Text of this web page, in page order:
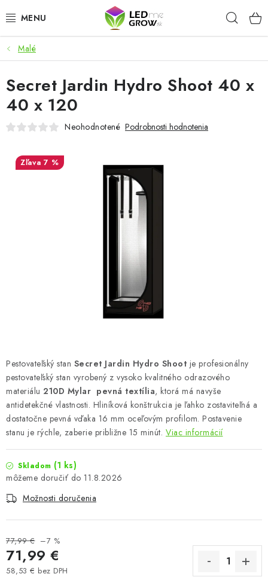
na
AKCIE
LED OSVETLENIE PRE RASTLINY
PESTOVATEĽSKÉ POTREBY
Predávané značky
Podmienky o ochrane osobných údajov
Malé
Pestovateľský stan Secret Jardin Hydro Shoot je profesionálny
pestovateľský stan vyrobený z vysoko kvalitného odrazového
materiálu 210D Mylar pevná textília, ktorá má navyše
antidetekčné vlastnosti. Hliníková konštrukcia je ľahko zostaviteľná a
dostatočne pevná vďaka 16 mm oceľovým profilom. Postavenie
stanu je rýchle, zaberie približne 15 minút. Viac informácií
Skladom (1 ks)
11.8.2026
Možnosti doručenia
77,99 € –7 %
71,99 €
58,53 € bez DPH
Secret Jardin Hydro Shoot 40 x
40 x 120
Neohodnotené Podrobnosti hodnotenia
7 %